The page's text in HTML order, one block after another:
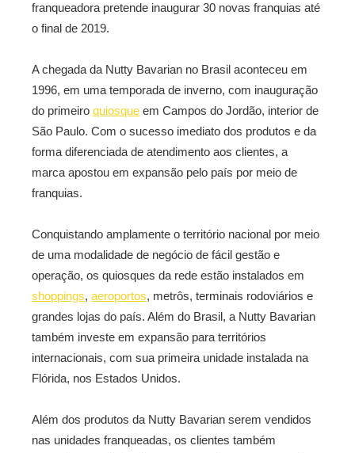
franqueadora pretende inaugurar 30 novas franquias até
o final de 2019.
A chegada da Nutty Bavarian no Brasil aconteceu em
1996, em uma temporada de inverno, com inauguração
do primeiro quiosque em Campos do Jordão, interior de
São Paulo. Com o sucesso imediato dos produtos e da
forma diferenciada de atendimento aos clientes, a
marca apostou em expansão pelo país por meio de
franquias.
Conquistando amplamente o território nacional por meio
de uma modalidade de negócio de fácil gestão e
operação, os quiosques da rede estão instalados em
shoppings, aeroportos, metrôs, terminais rodoviários e
grandes lojas do país. Além do Brasil, a Nutty Bavarian
também investe em expansão para territórios
internacionais, com sua primeira unidade instalada na
Flórida, nos Estados Unidos.
Além dos produtos da Nutty Bavarian serem vendidos
nas unidades franqueadas, os clientes também